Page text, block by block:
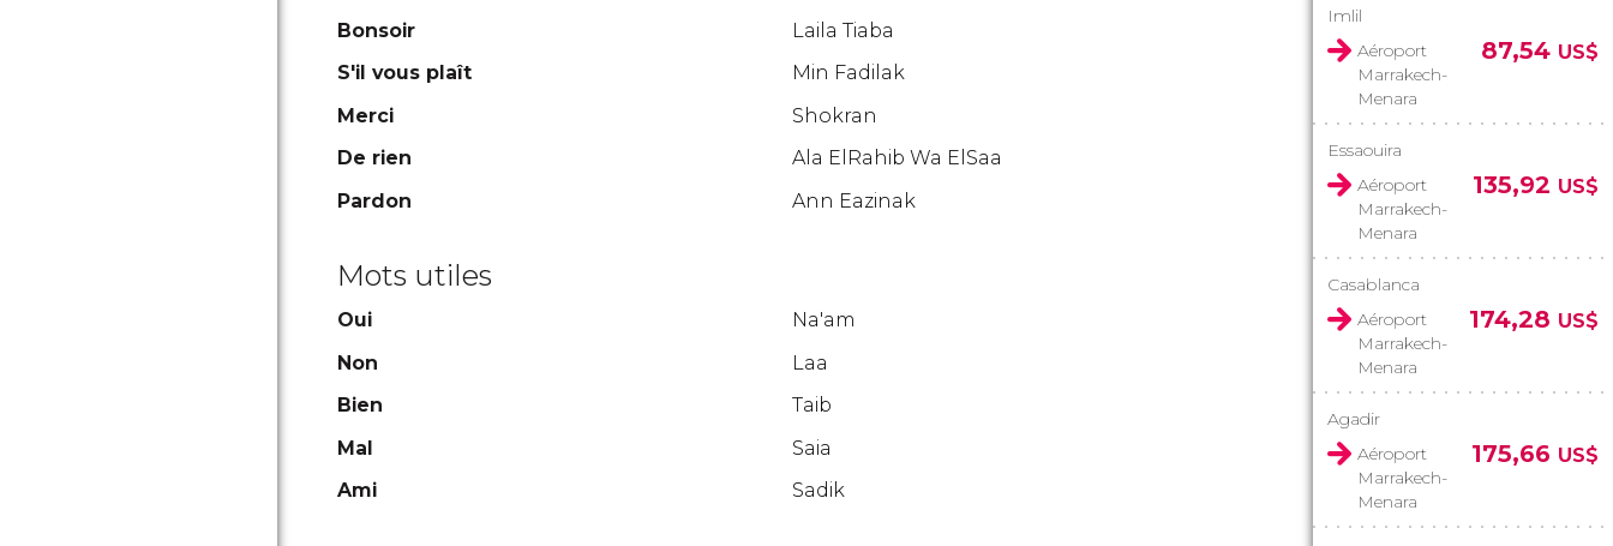
Bonsoir
Laila Tiaba
S'il vous plaît
Min Fadilak
Merci
Shokran
De rien
Ala ElRahib Wa ElSaa
Pardon
Ann Eazinak
Mots utiles
Oui
Na'am
Non
Laa
Bien
Taib
Mal
Saia
Ami
Sadik
Imlil
Aéroport
Marrakech-
Menara
87,54 US$
Essaouira
Aéroport
Marrakech-
Menara
135,92 US$
Casablanca
Aéroport
Marrakech-
Menara
174,28 US$
Agadir
Aéroport
Marrakech-
Menara
175,66 US$